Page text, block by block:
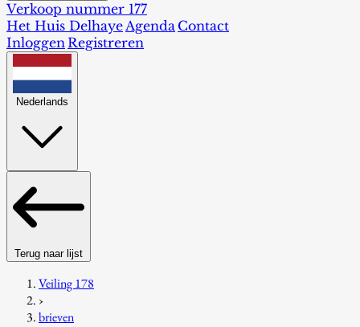
Verkoop nummer 177
Het Huis DelhayeAgenda Contact
InloggenRegistreren
Nederlands
Terug naar lijst
Veiling 178
›
brieven